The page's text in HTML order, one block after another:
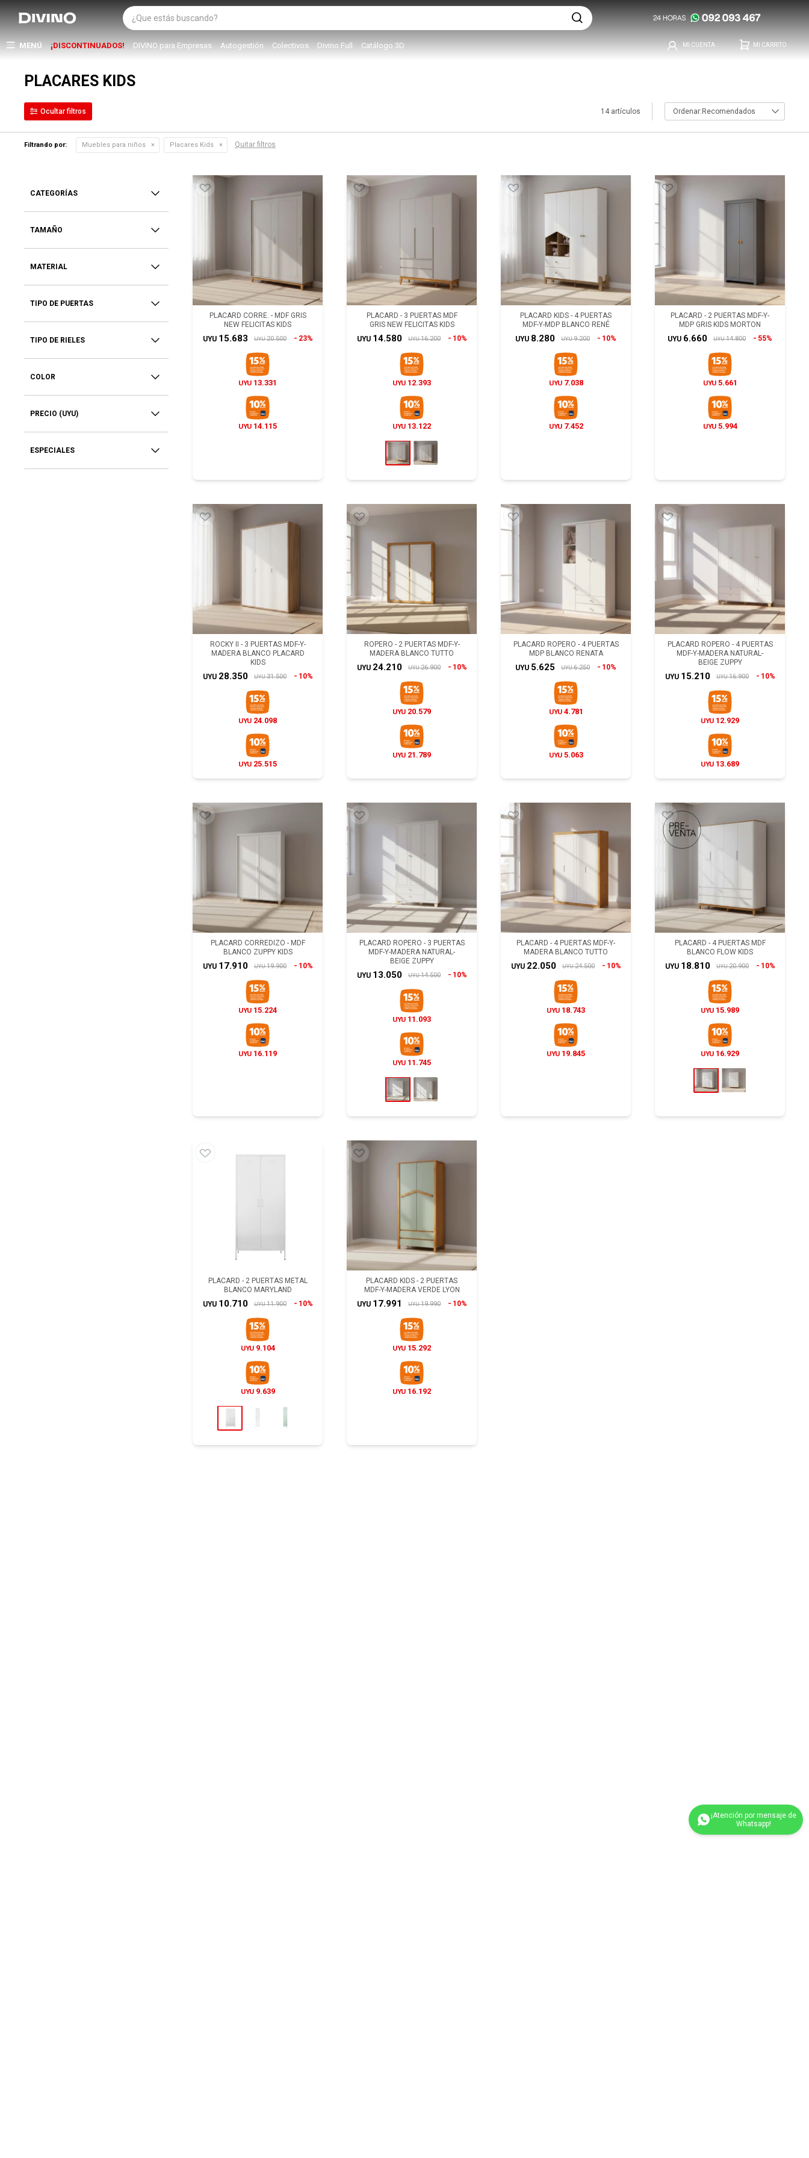
MENÚ ¡DISCONTINUADOS! DIVINO para Empresas Autogestión Colectivos Divino Full Catálogo 3D
PLACARES KIDS
14 artículos Recomendados
Filtrando por: Muebles para niños Placares Kids Quitar filtros
PLACARD CORRE. - MDF GRIS
NEW FELICITAS KIDS
UYU 15.683 UYU 20.500 23%
UYU 13.331
UYU 14.115
PLACARD - 3 PUERTAS MDF
GRIS NEW FELICITAS KIDS
UYU 14.580 UYU 16.200 10%
UYU 12.393
UYU 13.122
PLACARD KIDS - 4 PUERTAS
MDF-Y-MDP BLANCO RENÉ
UYU 8.280 UYU 9.200 10%
UYU 7.038
UYU 7.452
PLACARD - 2 PUERTAS MDF-Y-
MDP GRIS KIDS MORTON
UYU 6.660 UYU 14.800 55%
UYU 5.661
UYU 5.994
ROCKY II - 3 PUERTAS MDF-Y-
MADERA BLANCO PLACARD
KIDS
UYU 28.350 UYU 31.500 10%
UYU 24.098
UYU 25.515
ROPERO - 2 PUERTAS MDF-Y-
MADERA BLANCO TUTTO
UYU 24.210 UYU 26.900 10%
UYU 20.579
UYU 21.789
PLACARD ROPERO - 4 PUERTAS
MDP BLANCO RENATA
UYU 5.625 UYU 6.250 10%
UYU 4.781
UYU 5.063
PLACARD ROPERO - 4 PUERTAS
MDF-Y-MADERA NATURAL-
BEIGE ZUPPY
UYU 15.210 UYU 16.900 10%
UYU 12.929
UYU 13.689
PLACARD CORREDIZO - MDF
BLANCO ZUPPY KIDS
UYU 17.910 UYU 19.900 10%
UYU 15.224
UYU 16.119
PLACARD ROPERO - 3 PUERTAS
MDF-Y-MADERA NATURAL-
BEIGE ZUPPY
UYU 13.050 UYU 14.500 10%
UYU 11.093
UYU 11.745
PLACARD - 4 PUERTAS MDF-Y-
MADERA BLANCO TUTTO
UYU 22.050 UYU 24.500 10%
UYU 18.743
UYU 19.845
PLACARD - 4 PUERTAS MDF
BLANCO FLOW KIDS
UYU 18.810 UYU 20.900 10%
UYU 15.989
UYU 16.929
PLACARD - 2 PUERTAS METAL
BLANCO MARYLAND
UYU 10.710 UYU 11.900 10%
UYU 9.104
UYU 9.639
PLACARD KIDS - 2 PUERTAS
MDF-Y-MADERA VERDE LYON
UYU 17.991 UYU 19.990 10%
UYU 15.292
UYU 16.192
CATEGORÍAS
TAMAÑO
MATERIAL
TIPO DE PUERTAS
TIPO DE RIELES
COLOR
PRECIO (UYU)
ESPECIALES